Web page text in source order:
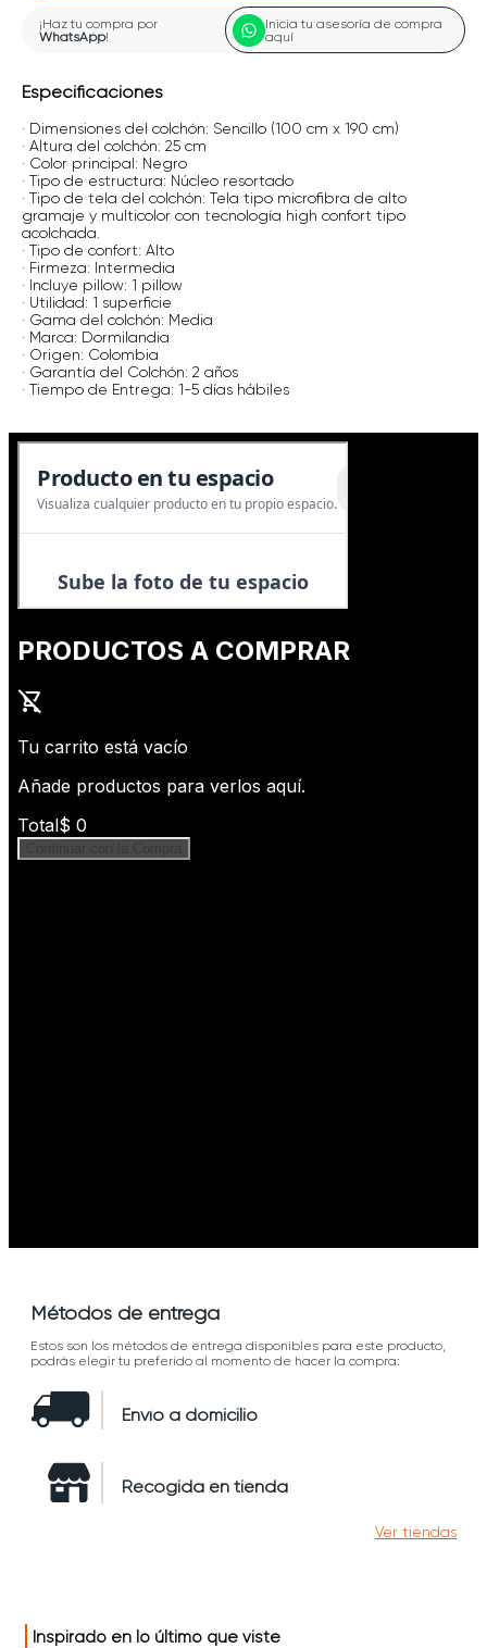
¡Haz tu compra por
WhatsApp!
Inicia tu asesoría de compra
aquí
Especificaciones
· Dimensiones del colchón: Sencillo (100 cm x 190 cm)
· Altura del colchón: 25 cm
· Color principal: Negro
· Tipo de estructura: Núcleo resortado
· Tipo de tela del colchón: Tela tipo microfibra de alto
gramaje y multicolor con tecnología high confort tipo
acolchada.
· Tipo de confort: Alto
· Firmeza: Intermedia
· Incluye pillow: 1 pillow
· Utilidad: 1 superficie
· Gama del colchón: Media
· Marca: Dormilandia
· Origen: Colombia
· Garantía del Colchón: 2 años
· Tiempo de Entrega: 1-5 días hábiles
Métodos de entrega
Estos son los métodos de entrega disponibles para este producto,
podrás elegir tu preferido al momento de hacer la compra:
Envío a domicilio
Recogida en tienda
Ver tiendas
Inspirado en lo último que viste